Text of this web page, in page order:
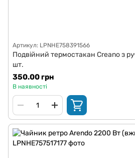
Артикул: LPNHE758391566
Подвійний термостакан Creano з
шт.
350.00 грн
В наявності